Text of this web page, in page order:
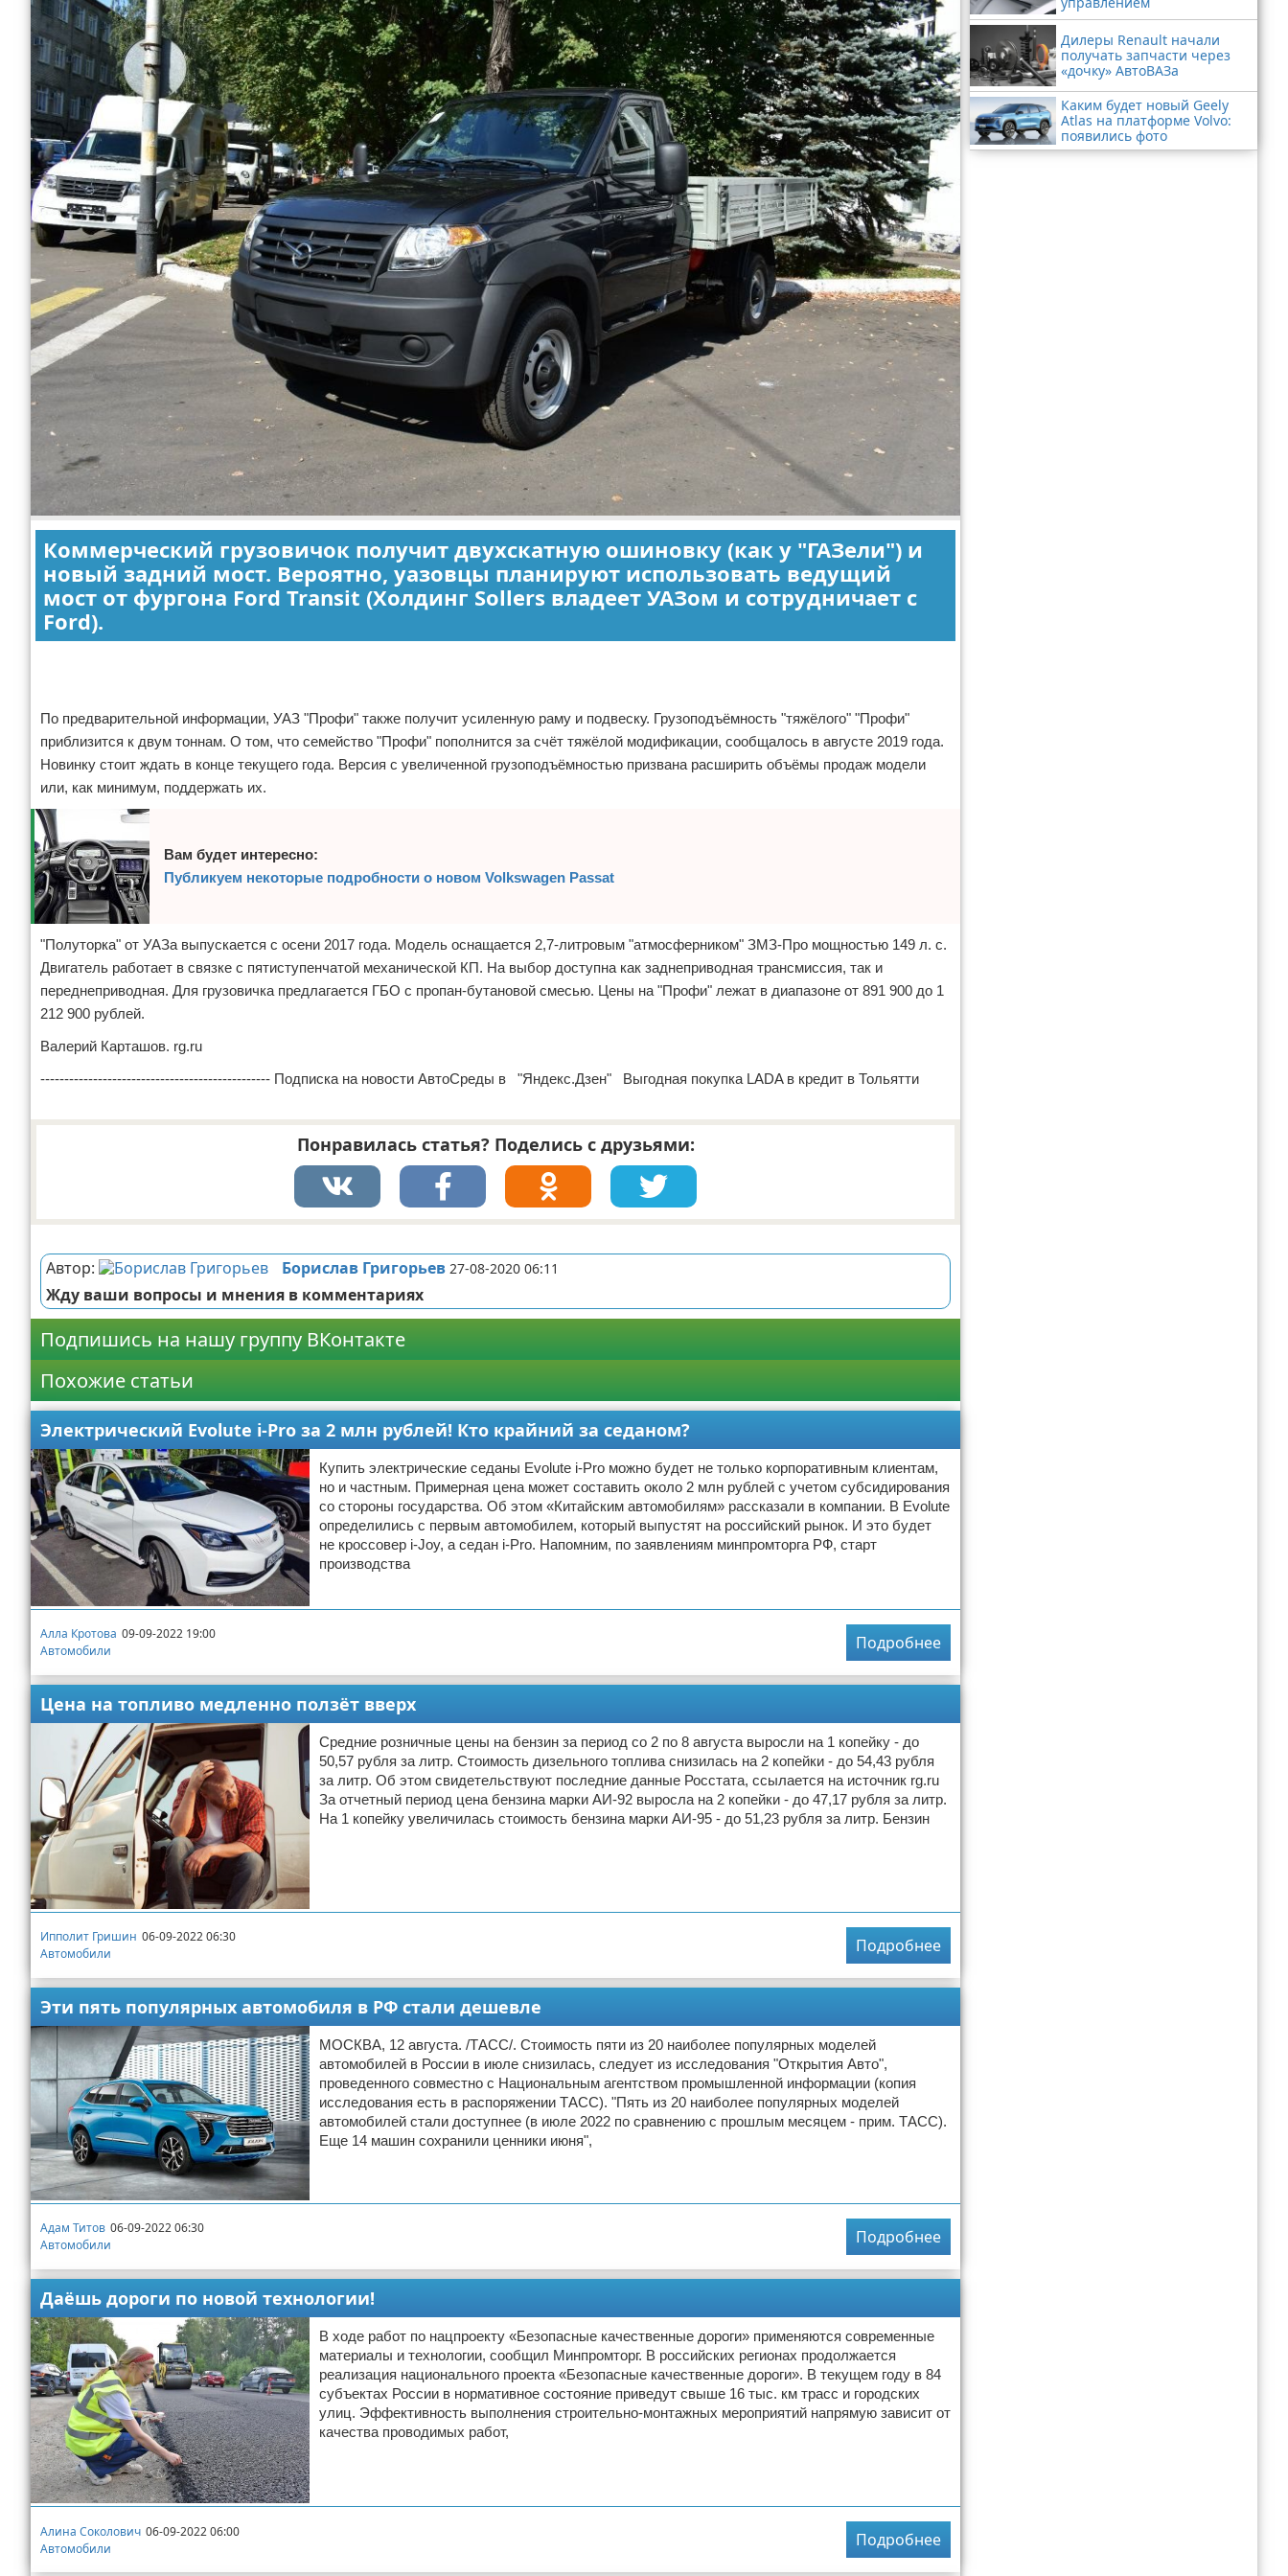
Коммерческий грузовичок получит двухскатную ошиновку (как у "ГАЗели") и
новый задний мост. Вероятно, уазовцы планируют использовать ведущий
мост от фургона Ford Transit (Холдинг Sollers владеет УАЗом и сотрудничает с
Ford).
По предварительной информации, УАЗ "Профи" также получит усиленную раму и подвеску. Грузоподъёмность "тяжёлого" "Профи"
приблизится к двум тоннам. О том, что семейство "Профи" пополнится за счёт тяжёлой модификации, сообщалось в августе 2019 года.
Новинку стоит ждать в конце текущего года. Версия с увеличенной грузоподъёмностью призвана расширить объёмы продаж модели
или, как минимум, поддержать их.
Вам будет интересно:
Публикуем некоторые подробности о новом Volkswagen Passat
"Полуторка" от УАЗа выпускается с осени 2017 года. Модель оснащается 2,7-литровым "атмосферником" ЗМЗ-Про мощностью 149 л. с.
Двигатель работает в связке с пятиступенчатой механической КП. На выбор доступна как заднеприводная трансмиссия, так и
переднеприводная. Для грузовичка предлагается ГБО с пропан-бутановой смесью. Цены на "Профи" лежат в диапазоне от 891 900 до 1
212 900 рублей.
Валерий Карташов. rg.ru
------------------------------------------------ Подписка на новости АвтоСреды в "Яндекс.Дзен" Выгодная покупка LADA в кредит в Тольятти
Понравилась статья? Поделись с друзьями:
Автор: Борислав Григорьев 27-08-2020 06:11
Жду ваши вопросы и мнения в комментариях
Подпишись на нашу группу ВКонтакте
Похожие статьи
Электрический Evolute i-Pro за 2 млн рублей! Кто крайний за седаном?
Купить электрические седаны Evolute i-Pro можно будет не только корпоративным клиентам,
но и частным. Примерная цена может составить около 2 млн рублей с учетом субсидирования
со стороны государства. Об этом «Китайским автомобилям» рассказали в компании. В Evolute
определились с первым автомобилем, который выпустят на российский рынок. И это будет
не кроссовер i-Joy, а седан i-Pro. Напомним, по заявлениям минпромторга РФ, старт
производства
Алла Кротова 09-09-2022 19:00
Автомобили
Подробнее
Цена на топливо медленно ползёт вверх
Средние розничные цены на бензин за период со 2 по 8 августа выросли на 1 копейку - до
50,57 рубля за литр. Стоимость дизельного топлива снизилась на 2 копейки - до 54,43 рубля
за литр. Об этом свидетельствуют последние данные Росстата, ссылается на источник rg.ru
За отчетный период цена бензина марки АИ-92 выросла на 2 копейки - до 47,17 рубля за литр.
На 1 копейку увеличилась стоимость бензина марки АИ-95 - до 51,23 рубля за литр. Бензин
Ипполит Гришин 06-09-2022 06:30
Автомобили
Подробнее
Эти пять популярных автомобиля в РФ стали дешевле
МОСКВА, 12 августа. /ТАСС/. Стоимость пяти из 20 наиболее популярных моделей
автомобилей в России в июле снизилась, следует из исследования "Открытия Авто",
проведенного совместно с Национальным агентством промышленной информации (копия
исследования есть в распоряжении ТАСС). "Пять из 20 наиболее популярных моделей
автомобилей стали доступнее (в июле 2022 по сравнению с прошлым месяцем - прим. ТАСС).
Еще 14 машин сохранили ценники июня",
Адам Титов 06-09-2022 06:30
Автомобили
Подробнее
Даёшь дороги по новой технологии!
В ходе работ по нацпроекту «Безопасные качественные дороги» применяются современные
материалы и технологии, сообщил Минпромторг. В российских регионах продолжается
реализация национального проекта «Безопасные качественные дороги». В текущем году в 84
субъектах России в нормативное состояние приведут свыше 16 тыс. км трасс и городских
улиц. Эффективность выполнения строительно-монтажных мероприятий напрямую зависит от
качества проводимых работ,
Алина Соколович 06-09-2022 06:00
Автомобили
Подробнее
Дилеры Renault начали
получать запчасти через
«дочку» АвтоВАЗа
Каким будет новый Geely
Atlas на платформе Volvo:
появились фото